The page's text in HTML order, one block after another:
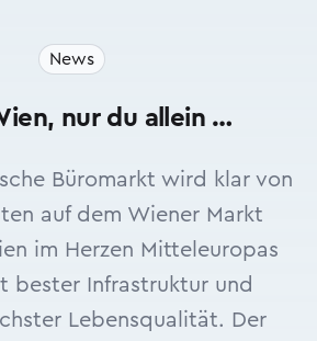
News
nur du allein …
Büromarkt wird klar von
auf dem Wiener Markt
im Herzen Mitteleuropas
bester Infrastruktur und
Lebensqualität. Der